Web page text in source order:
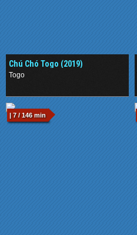
Chú Chó Togo (2019)
Togo
| 7 / 146 min